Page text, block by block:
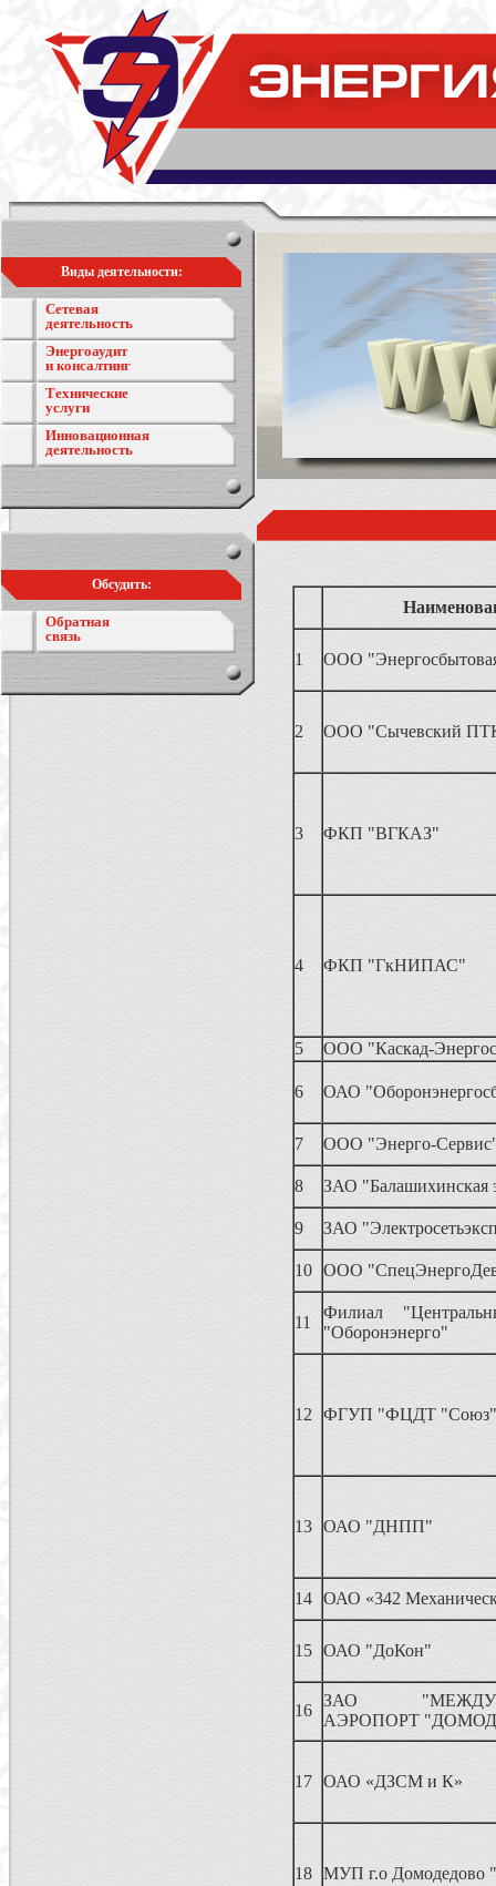
Виды деятельности:
Сетевая
деятельность
Энергоаудит
и консалтинг
Технические
услуги
Инновационная
деятельность
Обсудить:
Обратная
связь
1 ООО
2 ООО "Сычевский
3 ФКП "ВГКАЗ"
4 ФКП "ГкНИПАС"
5 ООО "Каскад-
6 ОАО
7 ООО "Энерго-
8 ЗАО "Балашихинская
9 ЗАО
10 ООО
11
Филиал
"Оборонэнерго"
12 ФГУП "ФЦДТ "Союз"
13 ОАО "ДНПП"
14 ОАО «342
15 ОАО "ДоКон"
16
ЗАО
АЭРОПОРТ
17 ОАО «ДЗСМ и К»
18 МУП г.о Домодедово